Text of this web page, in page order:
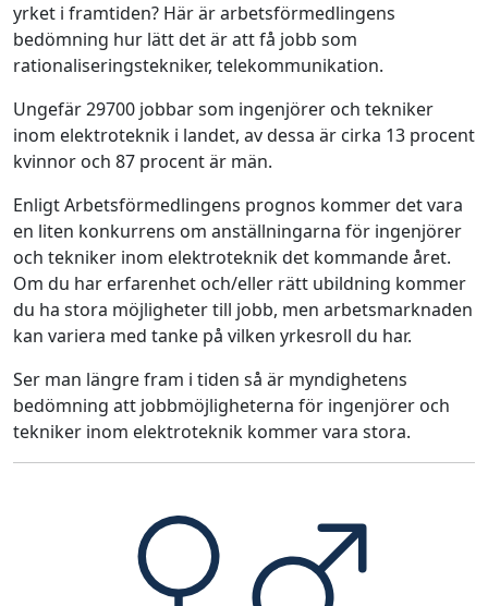
yrket i framtiden? Här är arbetsförmedlingens
bedömning hur lätt det är att få jobb som
rationaliseringstekniker, telekommunikation.
Ungefär 29700 jobbar som ingenjörer och tekniker
inom elektroteknik i landet, av dessa är cirka 13 procent
kvinnor och 87 procent är män.
Enligt Arbetsförmedlingens prognos kommer det vara
en liten konkurrens om anställningarna för ingenjörer
och tekniker inom elektroteknik det kommande året.
Om du har erfarenhet och/eller rätt ubildning kommer
du ha stora möjligheter till jobb, men arbetsmarknaden
kan variera med tanke på vilken yrkesroll du har.
Ser man längre fram i tiden så är myndighetens
bedömning att jobbmöjligheterna för ingenjörer och
tekniker inom elektroteknik kommer vara stora.